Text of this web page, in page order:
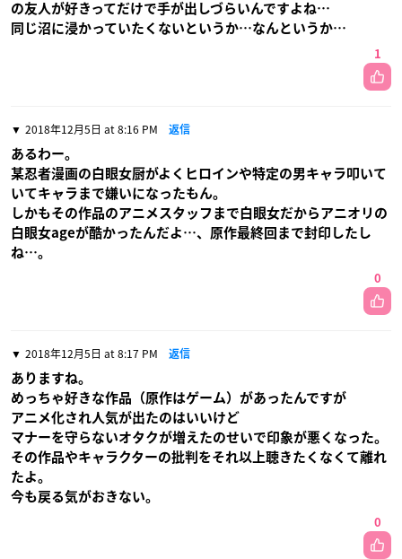
の友人が好きってだけで手が出しづらいんですよね…
同じ沼に浸かっていたくないというか…なんというか…
1
2018年12月5日 at 8:16 PM 返信
あるわー。
某忍者漫画の白眼女厨がよくヒロインや特定の男キャラ叩いて
いてキャラまで嫌いになったもん。
しかもその作品のアニメスタッフまで白眼女だからアニオリの
白眼女ageが酷かったんだよ…、原作最終回まで封印したし
ね…。
0
2018年12月5日 at 8:17 PM 返信
ありますね。
めっちゃ好きな作品（原作はゲーム）があったんですが
アニメ化され人気が出たのはいいけど
マナーを守らないオタクが増えたのせいで印象が悪くなった。
その作品やキャラクターの批判をそれ以上聴きたくなくて離れ
たよ。
今も戻る気がおきない。
0